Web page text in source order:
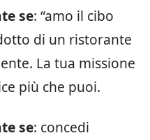
se: “amo il cibo
di un ristorante
La tua missione
più che puoi.
se: concedi